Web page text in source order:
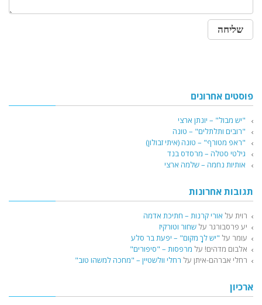
פוסטים אחרונים
"יש מבול" – יונתן ארצי
"רובים ותלתלים" – טונה
"ראפ מטורף" – טונה (איתי זבולון)
גילטי סטלה – מרסדס בנד
אותיות נחמה – שלמה ארצי
תגובות אחרונות
רוית על אורי קרנות – חתיכת אדמה
יע פרסבורגר על שחור וטורקיז
עומר על "יש לךָ מקום" – יפעת בר סלע
אלבום מדהים! על מרפסות – "סיפורים"
רחלי אברהם-איתן על רחלי וולשטיין – "מחכה למשהו טוב"
ארכיון